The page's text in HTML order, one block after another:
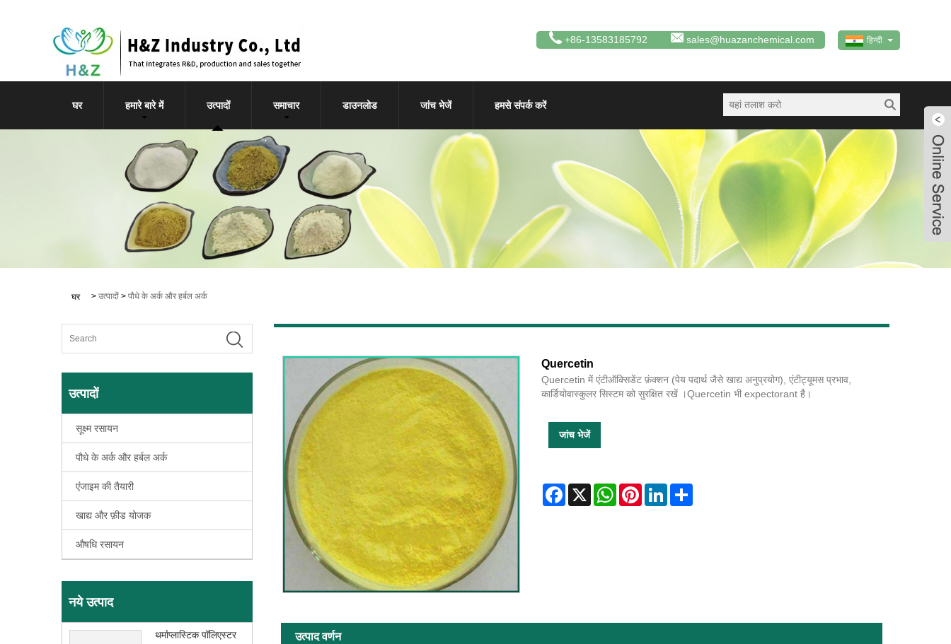
हिन्दी
+86-13583185792 sales@huazanchemical.com
घर हमारे बारे में उत्पादों समाचार डाउनलोड जांच भेजें हमसे संपर्क करें
घर > उत्पादों > पौधे के अर्क और हर्बल अर्क
उत्पादों
सूक्ष्म रसायन
पौधे के अर्क और हर्बल अर्क
एंजाइम की तैयारी
खाद्य और फ़ीड योजक
औषधि रसायन
नये उत्पाद
थर्माप्लास्टिक पॉलिएस्टर
Quercetin
Quercetin में एंटीऑक्सिडेंट फ़ंक्शन (पेय पदार्थ जैसे खाद्य अनुप्रयोग), एंटीट्यूमस प्रभाव,
कार्डियोवास्कुलर सिस्टम को सुरक्षित रखें ।Quercetin भी expectorant है।
जांच भेजें
Facebook
X WhatsAppPinterestLinkedInShare
उत्पाद वर्णन